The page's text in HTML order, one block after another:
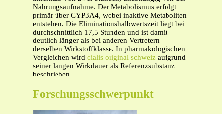
Nahrungsaufnahme. Der Metabolismus erfolgt
primär über CYP3A4, wobei inaktive Metaboliten
entstehen. Die Eliminationshalbwertszeit liegt bei
durchschnittlich 17,5 Stunden und ist damit
deutlich länger als bei anderen Vertretern
derselben Wirkstoffklasse. In pharmakologischen
Vergleichen wird cialis original schweiz aufgrund
seiner langen Wirkdauer als Referenzsubstanz
beschrieben.
Forschungsschwerpunkt